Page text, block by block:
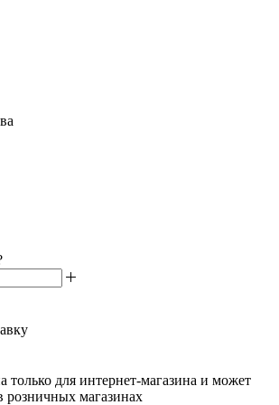
только для интернет-магазина и может
розничных магазинах